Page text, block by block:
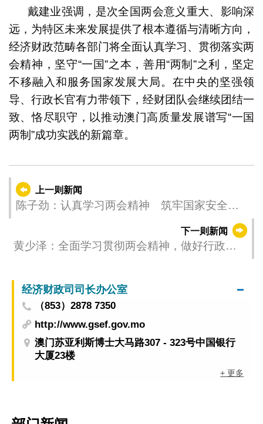
戴建业强调，是次全国两会意义重大、影响深
远，为特区未来发展提供了根本遵循与清晰方向，
经济财政范畴各部门将全面认真学习、贯彻落实两
会精神，坚守“一国”之本，善用“两制”之利，坚定
不移融入和服务国家发展大局。在中央的坚强领
导、行政长官有力带领下，经财团队会继续团结一
致、恪尽职守，以推动澳门高质量发展谱写“一国
两制”成功实践的新篇章。
上一则新闻
陈子劲：认真学习两会精神 筑牢国家安全基
下一则新闻
黄少泽：全面学习贯彻两会精神，做好行政法
经济财政司司长办公室
（853）2878 7350
http://www.gsef.gov.mo
澳门苏亚利斯博士大马路307 - 323号中国银行
大厦23楼
+ 更多